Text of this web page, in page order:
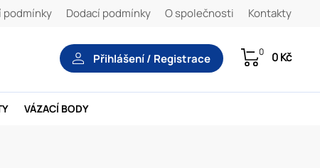
podmínky Dodací podmínky O společnosti Kontakty
Přihlášení / Registrace 0 0 Kč
VÁZACÍ BODY